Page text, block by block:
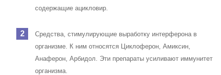
содержащие ацикловир.
Средства, стимулирующие выработку интерферона в
организме. К ним относятся Циклоферон, Амиксин,
Анаферон, Арбидол. Эти препараты усиливают иммунитет
организма.